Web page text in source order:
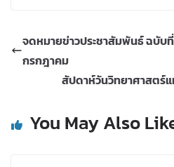
จดหมายข่าวประชาสัมพันธ์ ฉบับที่
กรกฎาคม
สัปดาห์วันวิทยาศาสตร์
You May Also